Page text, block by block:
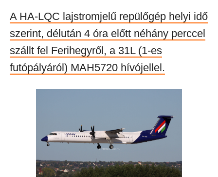
A HA-LQC lajstromjelű repülőgép helyi idő
szerint, délután 4 óra előtt néhány perccel
szállt fel Ferihegyről, a 31L (1-es
futópályáról) MAH5720 hívójellel.